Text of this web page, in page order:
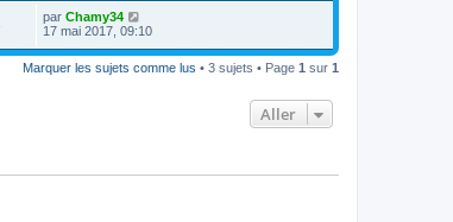
par Chamy34
17 mai 2017, 09:10
Marquer les sujets comme lus • 3 sujets • Page 1 sur 1
Aller